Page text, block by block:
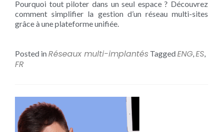
Pourquoi tout piloter dans un seul espace ? Découvrez
comment simplifier la gestion d’un réseau multi-sites
grâce à une plateforme unifiée.
Posted inRéseaux multi-implantés TaggedENG,ES,
FR